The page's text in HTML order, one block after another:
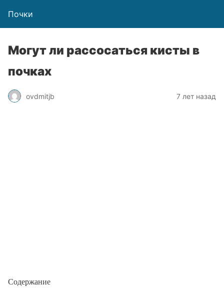
Почки
Могут ли рассосаться кисты в
почках
ovdmitjb 7 лет назад
Содержание